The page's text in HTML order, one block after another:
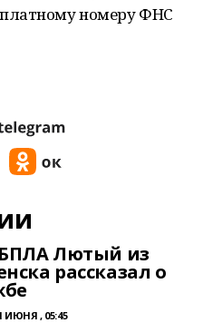
номеру ФНС
Лютый из
рассказал о
ИЮНЯ , 05:45